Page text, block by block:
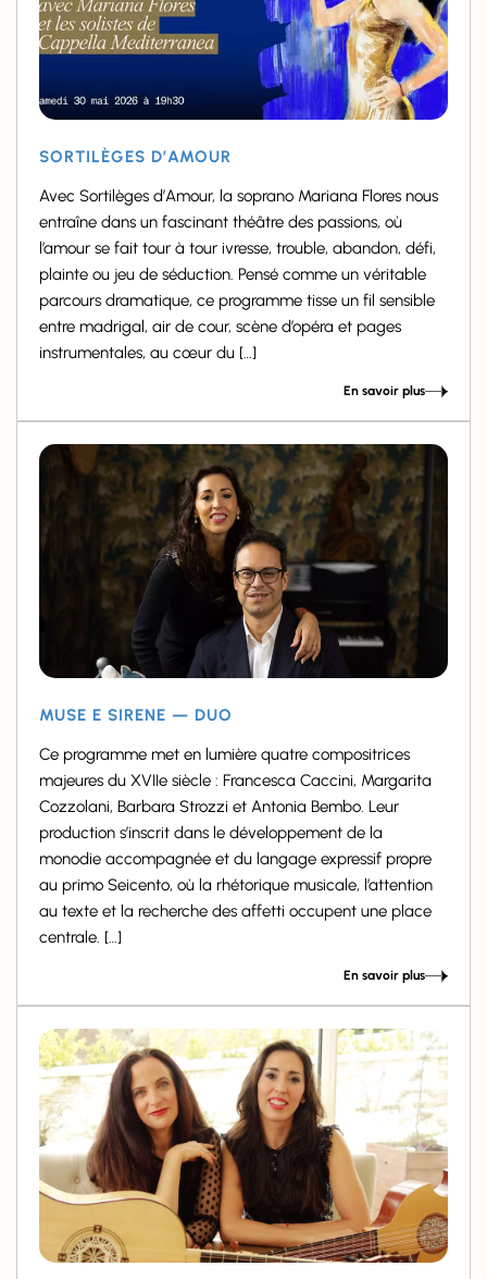
SORTILÈGES D’AMOUR
Avec Sortilèges d’Amour, la soprano Mariana Flores nous
entraîne dans un fascinant théâtre des passions, où
l’amour se fait tour à tour ivresse, trouble, abandon, défi,
plainte ou jeu de séduction. Pensé comme un véritable
parcours dramatique, ce programme tisse un fil sensible
entre madrigal, air de cour, scène d’opéra et pages
instrumentales, au cœur du […]
En savoir plus
MUSE E SIRENE — DUO
Ce programme met en lumière quatre compositrices
majeures du XVIIe siècle : Francesca Caccini, Margarita
Cozzolani, Barbara Strozzi et Antonia Bembo. Leur
production s’inscrit dans le développement de la
monodie accompagnée et du langage expressif propre
au primo Seicento, où la rhétorique musicale, l’attention
au texte et la recherche des affetti occupent une place
centrale. […]
En savoir plus